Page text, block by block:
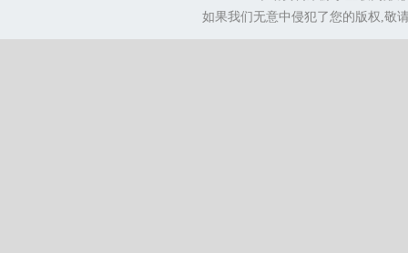
如果我们无意中侵犯了您的版权,敬